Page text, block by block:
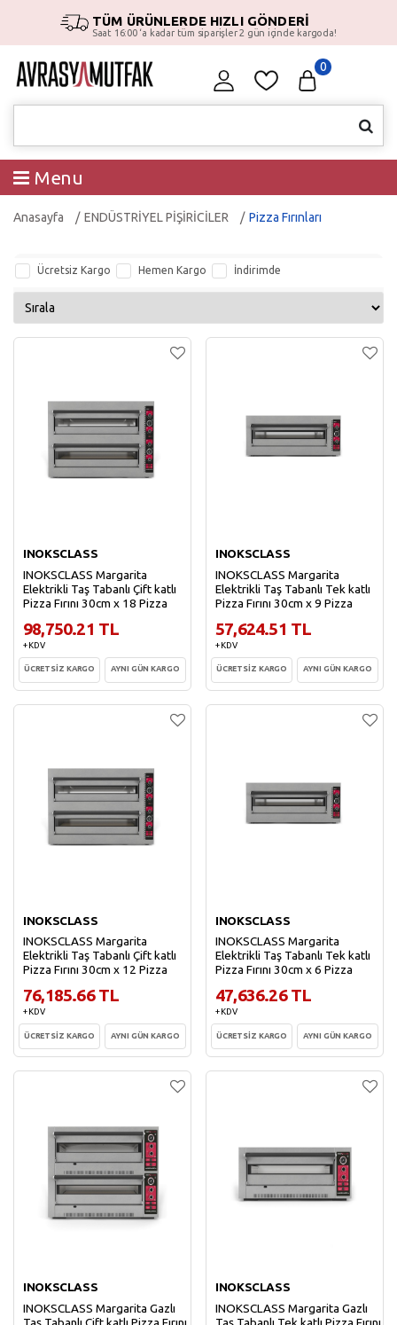
TÜM ÜRÜNLERDE HIZLI GÖNDERİ
Saat 16:00 ‘a kadar tüm siparişler 2 gün içinde kargoda!
0
Menu
Anasayfa ENDÜSTRİYEL PİŞİRİCİLER Pizza Fırınları
Ücretsiz Kargo Hemen Kargo İndirimde
INOKSCLASS
INOKSCLASS Margarita
Elektrikli Taş Tabanlı Çift katlı
Pizza Fırını 30cm x 18 Pizza
98,750.21 TL
+ KDV
ÜCRETSİZ KARGO AYNI GÜN KARGO
Sepete Ekle
INOKSCLASS
INOKSCLASS Margarita
Elektrikli Taş Tabanlı Tek katlı
Pizza Fırını 30cm x 9 Pizza
57,624.51 TL
+ KDV
ÜCRETSİZ KARGO AYNI GÜN KARGO
Sepete Ekle
INOKSCLASS
INOKSCLASS Margarita
Elektrikli Taş Tabanlı Çift katlı
Pizza Fırını 30cm x 12 Pizza
76,185.66 TL
+ KDV
ÜCRETSİZ KARGO AYNI GÜN KARGO
Sepete Ekle
INOKSCLASS
INOKSCLASS Margarita
Elektrikli Taş Tabanlı Tek katlı
Pizza Fırını 30cm x 6 Pizza
47,636.26 TL
+ KDV
ÜCRETSİZ KARGO AYNI GÜN KARGO
Sepete Ekle
INOKSCLASS
INOKSCLASS Margarita Gazlı
Taş Tabanlı Çift katlı Pizza Fırını
INOKSCLASS
INOKSCLASS Margarita Gazlı
Taş Tabanlı Tek katlı Pizza Fırını